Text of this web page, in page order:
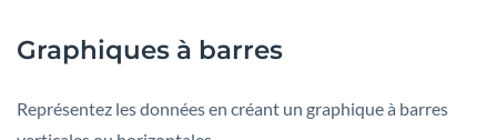
Graphiques à barres
Représentez les données en créant un graphique à barres